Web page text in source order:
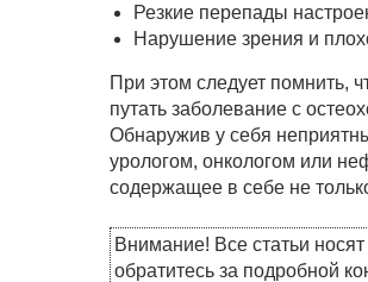
Резкие перепады
Нарушение зрения и
При этом следует помнить,
путать заболевание с
Обнаружив у себя
урологом, онкологом или
содержащее в себе не
Внимание! Все статьи
обратитесь за подробной